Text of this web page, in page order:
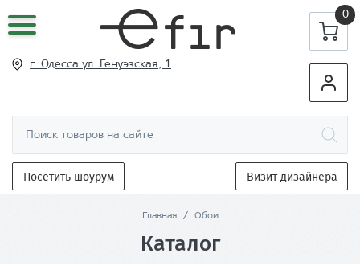
0
г. Одесса ул. Генуэзская, 1
Посетить шоурум Визит дизайнера
Главная / Обои
Каталог